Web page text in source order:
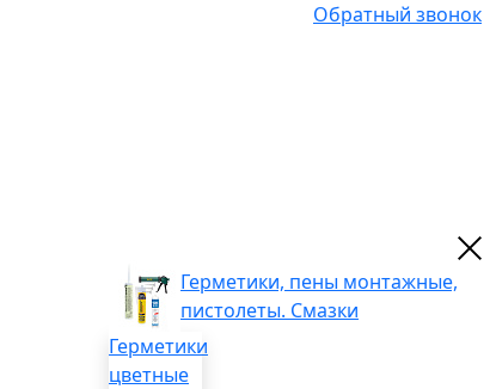
Обратный звонок
Герметики, пены монтажные,
пистолеты. Смазки
Герметики
цветные